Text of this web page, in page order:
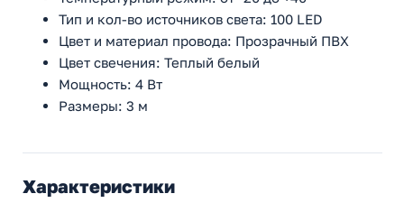
Тип и кол-во источников света: 100 LED
Цвет и материал провода: Прозрачный ПВХ
Цвет свечения: Теплый белый
Мощность: 4 Вт
Размеры: 3 м
Характеристики